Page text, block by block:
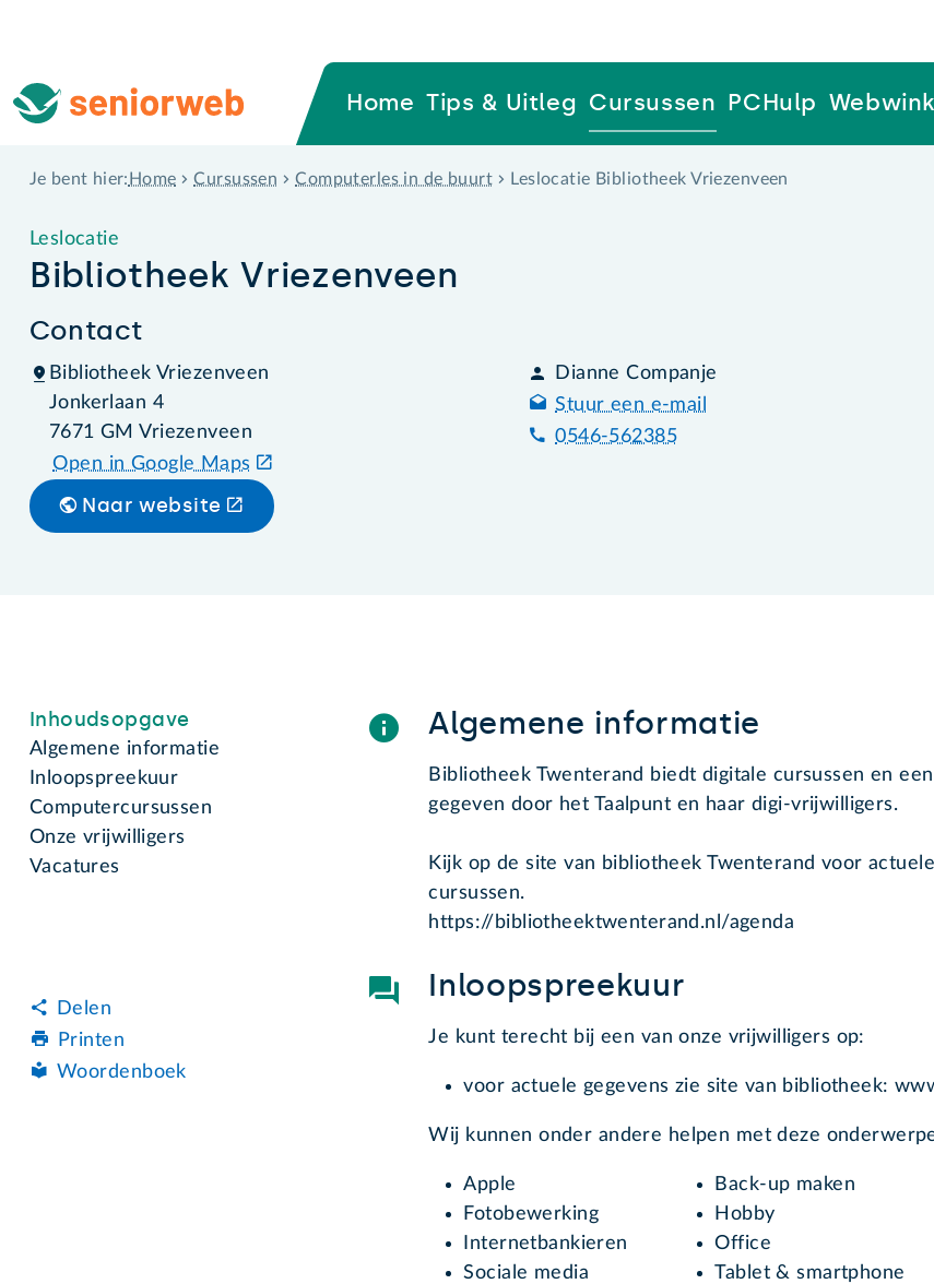
Home Tips & Uitleg Cursussen PCHulp
Je bent hier: Home Cursussen Computerles in de buurt Leslocatie Bibliotheek Vriezenveen
Leslocatie
Bibliotheek Vriezenveen
Contact
Bibliotheek Vriezenveen
Jonkerlaan 4
7671 GM Vriezenveen
Open in Google Maps
Dianne Companje
Stuur een e-mail
0546-562385
Naar website
Inhoudsopgave
Algemene informatie
Inloopspreekuur
Computercursussen
Onze vrijwilligers
Vacatures
Delen
Printen
Woordenboek
Algemene informatie
Bibliotheek Twenterand biedt digitale cursussen en
gegeven door het Taalpunt en haar digi-vrijwilligers.
Kijk op de site van bibliotheek Twenterand voor
cursussen.
https://bibliotheektwenterand.nl/agenda
Inloopspreekuur
Je kunt terecht bij een van onze vrijwilligers op:
voor actuele gegevens zie site van bibliotheek:
Wij kunnen onder andere helpen met deze
Apple Back-up maken
Fotobewerking
Hobby
Internetbankieren
Office
Sociale media
Tablet & smartphone